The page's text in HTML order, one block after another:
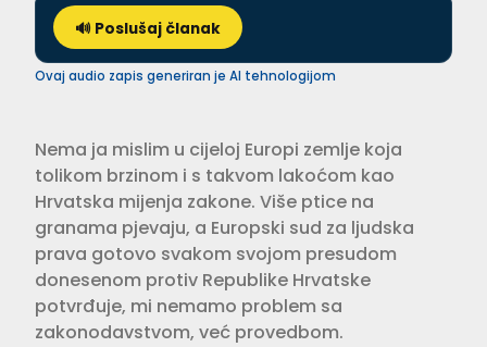
🔊 Poslušaj članak
Ovaj audio zapis generiran je AI tehnologijom
Nema ja mislim u cijeloj Europi zemlje koja
tolikom brzinom i s takvom lakoćom kao
Hrvatska mijenja zakone. Više ptice na
granama pjevaju, a Europski sud za ljudska
prava gotovo svakom svojom presudom
donesenom protiv Republike Hrvatske
potvrđuje, mi nemamo problem sa
zakonodavstvom, već provedbom.